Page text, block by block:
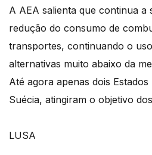
A AEA salienta que continua a
redução do consumo de
transportes, continuando o
alternativas muito abaixo da
Até agora apenas dois
Suécia, atingiram o objetivo
LUSA